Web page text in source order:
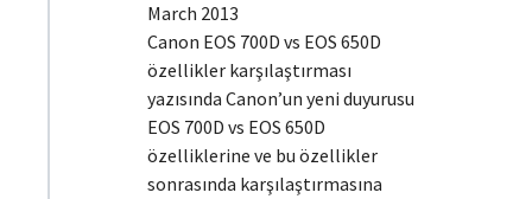
March 2013
Canon EOS 700D vs EOS 650D
özellikler karşılaştırması
yazısında Canon’un yeni duyurusu
EOS 700D vs EOS 650D
özelliklerine ve bu özellikler
sonrasında karşılaştırmasına